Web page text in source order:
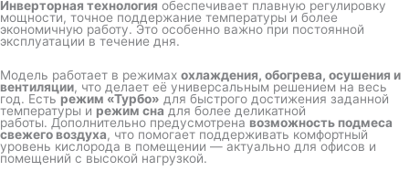
Инверторная технология обеспечивает плавную регулировку
мощности, точное поддержание температуры и более
экономичную работу. Это особенно важно при постоянной
эксплуатации в течение дня.
Модель работает в режимах охлаждения, обогрева, осушения и
вентиляции, что делает её универсальным решением на весь
год. Естьрежим «Турбо» для быстрого достижения заданной
температуры и режим сна для более деликатной
работы. Дополнительно предусмотрена возможность подмеса
свежего воздуха, что помогает поддерживать комфортный
уровень кислорода в помещении — актуально для офисов и
помещений с высокой нагрузкой.